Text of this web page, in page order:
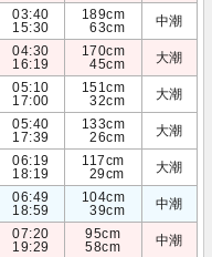
03:40
15:30
189cm
63cm
中潮
04:30
16:19
170cm
45cm
大潮
05:10
17:00
151cm
32cm
大潮
05:40
17:39
133cm
26cm
大潮
06:19
18:19
117cm
29cm
大潮
06:49
18:59
104cm
39cm
中潮
07:20
19:29
95cm
58cm
中潮